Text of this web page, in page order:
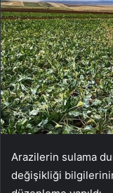
Arazilerin sulama
değişikliği